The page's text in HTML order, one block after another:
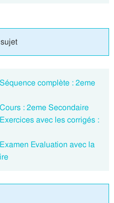
complète : 2eme
: 2eme Secondaire
avec les corrigés :
Evaluation avec la